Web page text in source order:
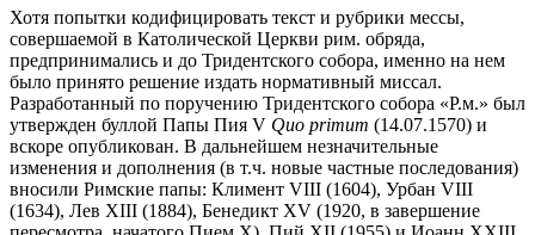
Хотя попытки кодифицировать текст и рубрики мессы,
совершаемой в Католической Церкви рим. обряда,
предпринимались и до Тридентского собора, именно на нем
было принято решение издать нормативный миссал.
Разработанный по поручению Тридентского собора «Р.м.» был
утвержден буллой Папы Пия V Quo primum (14.07.1570) и
вскоре опубликован. В дальнейшем незначительные
изменения и дополнения (в т.ч. новые частные последования)
вносили Римские папы: Климент VIII (1604), Урбан VIII
(1634), Лев XIII (1884), Бенедикт XV (1920, в завершение